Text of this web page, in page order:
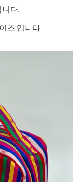
니다.
즈 입니다.